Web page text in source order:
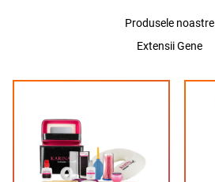
Produsele noastre
Extensii Gene